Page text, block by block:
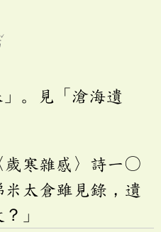
ˇ
。見「滄海遺
寒雜感〉詩一〇
太倉雖見錄，遺
」